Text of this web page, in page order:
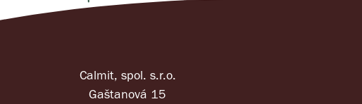
Calmit, spol. s.r.o.
Gaštanová 15